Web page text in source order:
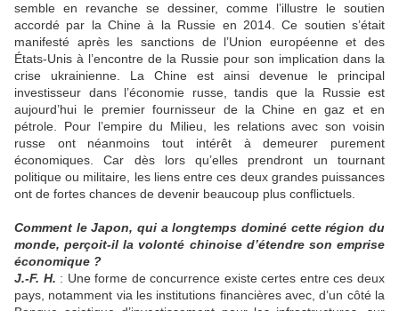
semble en revanche se dessiner, comme l’illustre le soutien
accordé par la Chine à la Russie en 2014. Ce soutien s’était
manifesté après les sanctions de l’Union européenne et des
États-Unis à l’encontre de la Russie pour son implication dans la
crise ukrainienne. La Chine est ainsi devenue le principal
investisseur dans l’économie russe, tandis que la Russie est
aujourd’hui le premier fournisseur de la Chine en gaz et en
pétrole. Pour l’empire du Milieu, les relations avec son voisin
russe ont néanmoins tout intérêt à demeurer purement
économiques. Car dès lors qu’elles prendront un tournant
politique ou militaire, les liens entre ces deux grandes puissances
ont de fortes chances de devenir beaucoup plus conflictuels.
Comment le Japon, qui a longtemps dominé cette région du
monde, perçoit-il la volonté chinoise d’étendre son emprise
économique ?
J.-F. H. : Une forme de concurrence existe certes entre ces deux
pays, notamment via les institutions financières avec, d’un côté la